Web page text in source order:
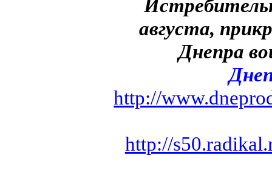
августа,
Днепра
http://
http://